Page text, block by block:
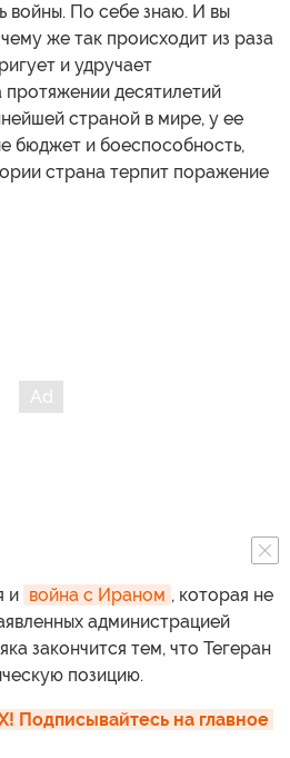
войны. По себе знаю. И вы
же так происходит из раза
и удручает
десятилетий
страной в мире, у ее
бюджет и боеспособность,
страна терпит поражение
и война с Ираном , которая не
администрацией
закончится тем, что Тегеран
позицию.
Подписывайтесь на главное